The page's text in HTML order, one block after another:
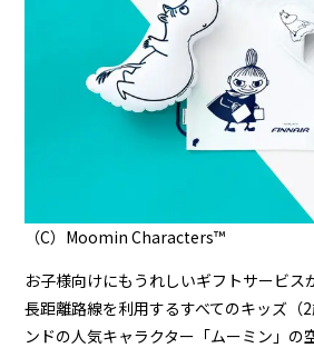
（C）Moomin Characters™
お子様向けにもうれしいギフトサービス
長距離路線を利用するすべてのキッズ（
ンドの人気キャラクター「ムーミン」の